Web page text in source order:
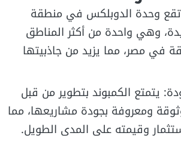
وحدة الدوبلكس في منطقة
وهي واحدة من أكثر المناطق
في مصر، مما يزيد من جاذبيتها
يتمتع الكمبوند بتطوير من قبل
ومعروفة بجودة مشاريعها، مما
وقيمته على المدى الطويل.